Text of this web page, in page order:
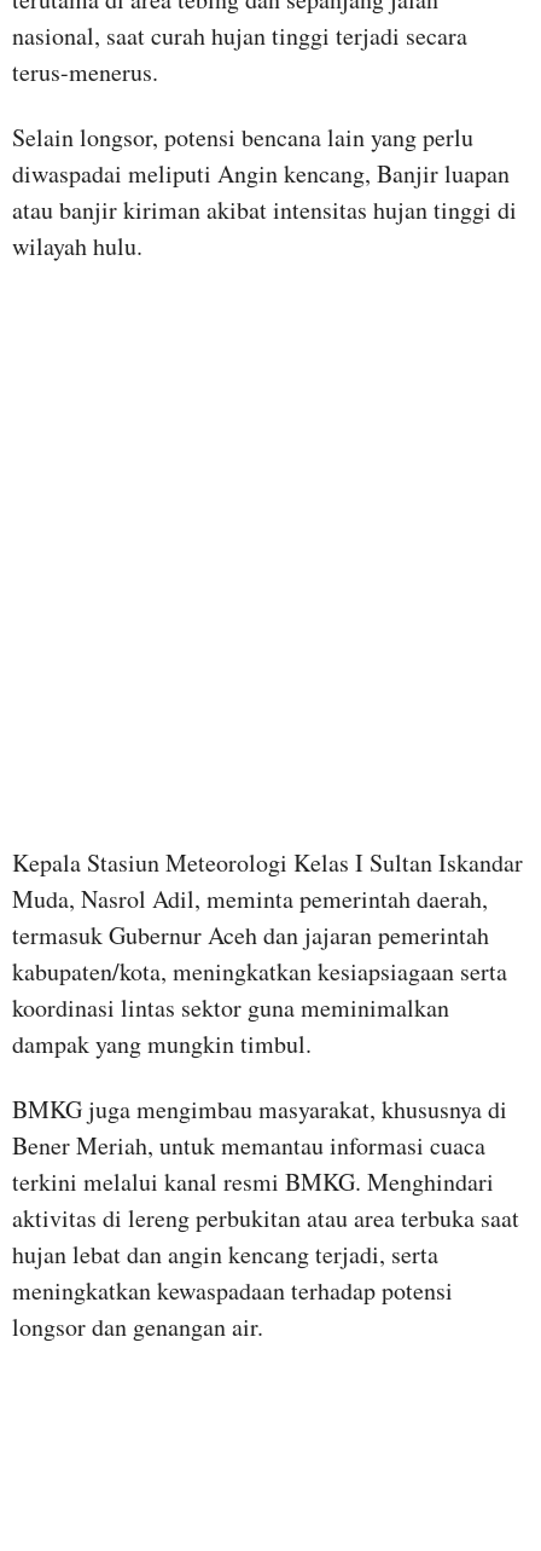
nasional, saat curah hujan tinggi terjadi secara
terus-menerus.
Selain longsor, potensi bencana lain yang perlu
diwaspadai meliputi Angin kencang, Banjir luapan
atau banjir kiriman akibat intensitas hujan tinggi di
wilayah hulu.
Kepala Stasiun Meteorologi Kelas I Sultan Iskandar
Muda, Nasrol Adil, meminta pemerintah daerah,
termasuk Gubernur Aceh dan jajaran pemerintah
kabupaten/kota, meningkatkan kesiapsiagaan serta
koordinasi lintas sektor guna meminimalkan
dampak yang mungkin timbul.
BMKG juga mengimbau masyarakat, khususnya di
Bener Meriah, untuk memantau informasi cuaca
terkini melalui kanal resmi BMKG. Menghindari
aktivitas di lereng perbukitan atau area terbuka saat
hujan lebat dan angin kencang terjadi, serta
meningkatkan kewaspadaan terhadap potensi
longsor dan genangan air.